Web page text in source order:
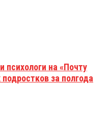
на «Почту
за полгода